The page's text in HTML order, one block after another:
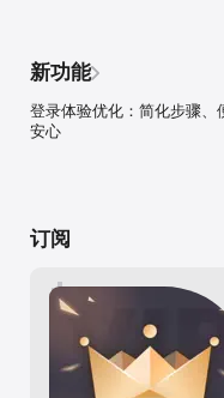
5.若【墨迹天气】会员免费
视为放弃试用权利，并收回
时限，重新计时。
6.您可通过下述方式手动中
苹果应用内支付（IAP支付
法如下：打开苹果手机"
24小时前取消订阅，此订阅
7.如果您想终止自动续费服
用户许可协议（EULA）：
https://
services/itunes/cn/
是优点就的放在第1。说
为一个纸片人偶来写一个
那么多，其实哪个都基本
是因为一直在用习惯了
真的治愈了我，点击的互
新功能
登录体验优化：简化步骤、
安心
订阅